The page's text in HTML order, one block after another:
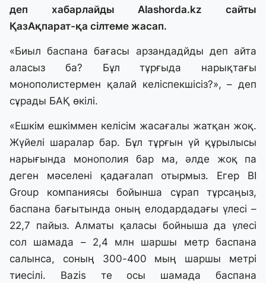
деп хабарлайды Alashorda.kz сайты
ҚазАқпарат-қа сілтеме жасап.
«Биыл баспана бағасы арзандадйды деп айта
аласыз ба? Бұл тұрғыда нарықтағы
монополистермен қалай келіспекшісіз?», – деп
сұрады БАҚ өкілі.
«Ешкім ешкіммен келісім жасағалы жатқан жоқ.
Жүйелі шаралар бар. Бұл тұрғын үй құрылысы
нарығында монополия бар ма, әлде жоқ па
деген мәселені қадағалап отырмыз. Егер BI
Group компаниясы бойынша сұрап тұрсаңыз,
баспана бағытында оның елодардадағы үлесі –
22,7 пайыз. Алматы қаласы бойныша да үлесі
сол шамада – 2,4 млн шаршы метр баспана
салынса, соның 300-400 мың шаршы метрі
тиесілі. Bazis те осы шамада баспана